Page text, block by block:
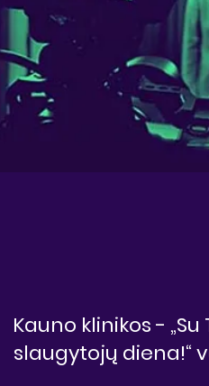
Kauno klinikos -
slaugytojų diena!“